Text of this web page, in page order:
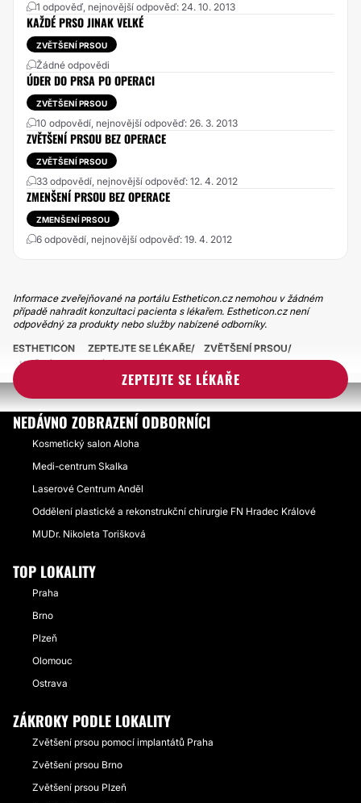
1 odpověď, nejnovější odpověď: 24. 10. 2013
KAŽDÉ PRSO JINAK VELKÉ
ZVĚTŠENÍ PRSOU
Žádné odpovědi
ÚDER DO PRSA PO OPERACI
ZVĚTŠENÍ PRSOU
10 odpovědí, nejnovější odpověď: 26. 3. 2013
ZVĚTŠENÍ PRSOU BEZ OPERACE
ZVĚTŠENÍ PRSOU
33 odpovědí, nejnovější odpověď: 12. 4. 2012
ZMENŠENÍ PRSOU BEZ OPERACE
ZMENŠENÍ PRSOU
6 odpovědí, nejnovější odpověď: 19. 4. 2012
Informace zveřejňované na portálu Estheticon.cz nemohou v žádném
případě nahradit konzultaci pacienta s lékařem. Estheticon.cz není
odpovědný za produkty nebo služby nabízené odborníky.
ZEPTEJTE SE LÉKAŘE
ESTHETICON ZEPTEJTE SE LÉKAŘE
ZVĚTŠENÍ PRSOU
KAŽDÉ PRSO JINÉ PO OPERACI
NEDÁVNO ZOBRAZENÍ ODBORNÍCI
Kosmetický salon Aloha
Medi-centrum Skalka
Laserové Centrum Anděl
Oddělení plastické a rekonstrukční chirurgie FN Hradec Králové
MUDr. Nikoleta Torišková
TOP LOKALITY
Praha
Brno
Plzeň
Olomouc
Ostrava
ZÁKROKY PODLE LOKALITY
Zvětšení prsou pomocí implantátů Praha
Zvětšení prsou Brno
Zvětšení prsou Plzeň